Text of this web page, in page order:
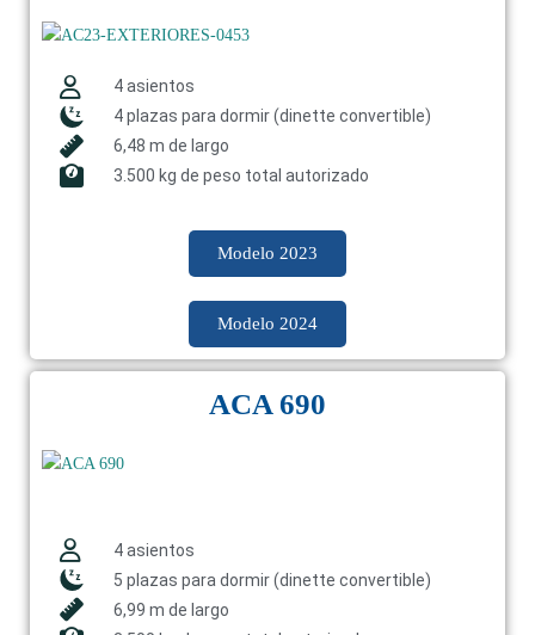
4 asientos
4 plazas para dormir (dinette convertible)
6,48 m de largo
3.500 kg de peso total autorizado
Modelo 2023
Modelo 2024
ACA 690
4 asientos
5 plazas para dormir (dinette convertible)
6,99 m de largo